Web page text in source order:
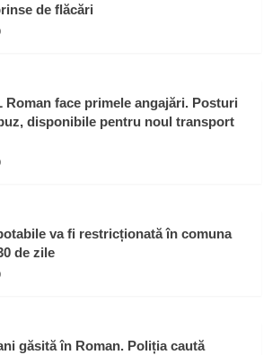
de flăcări
Roman face primele angajări. Posturi
disponibile pentru noul transport
va fi restricționată în comuna
de zile
găsită în Roman. Poliția caută